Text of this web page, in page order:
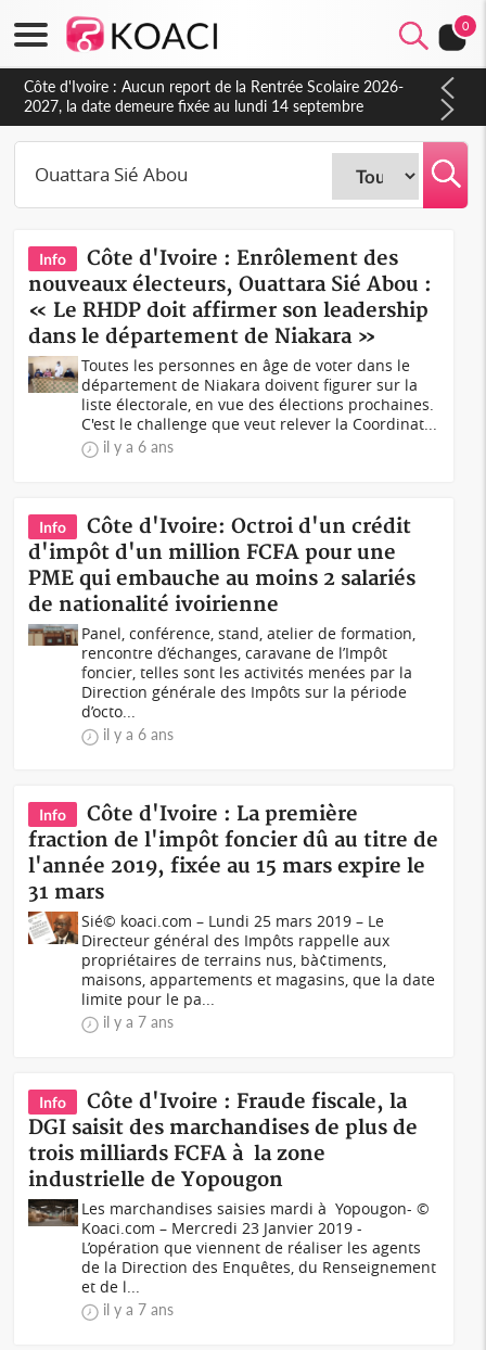
0
Côte d'Ivoire : Aucun report de la Rentrée Scolaire 2026-
2027, la date demeure fixée au lundi 14 septembre
(Ministère)
Info
Côte d'Ivoire : Enrôlement des
nouveaux électeurs, Ouattara Sié Abou :
« Le RHDP doit affirmer son leadership
dans le département de Niakara »
Toutes les personnes en âge de voter dans le
département de Niakara doivent figurer sur la
liste électorale, en vue des élections prochaines.
C'est le challenge que veut relever la Coordinat...
il y a 6 ans
Info
Côte d'Ivoire: Octroi d'un crédit
d'impôt d'un million FCFA pour une
PME qui embauche au moins 2 salariés
de nationalité ivoirienne
Panel, conférence, stand, atelier de formation,
rencontre d’échanges, caravane de l’Impôt
foncier, telles sont les activités menées par la
Direction générale des Impôts sur la période
d’octo...
il y a 6 ans
Info
Côte d'Ivoire : La première
fraction de l'impôt foncier dû au titre de
l'année 2019, fixée au 15 mars expire le
31 mars
Sié© koaci.com – Lundi 25 mars 2019 – Le
Directeur général des Impôts rappelle aux
propriétaires de terrains nus, bà¢timents,
maisons, appartements et magasins, que la date
limite pour le pa...
il y a 7 ans
Info
Côte d'Ivoire : Fraude fiscale, la
DGI saisit des marchandises de plus de
trois milliards FCFA à la zone
industrielle de Yopougon
Les marchandises saisies mardi à Yopougon- ©
Koaci.com – Mercredi 23 Janvier 2019 -
L’opération que viennent de réaliser les agents
de la Direction des Enquêtes, du Renseignement
et de l...
il y a 7 ans